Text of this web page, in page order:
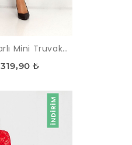
Kadın Turkuaz Jakarlı Mini Truvakar Kol Elbise
319,90 ₺
İNDIRIM